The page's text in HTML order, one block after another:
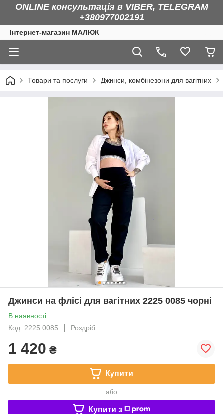
ONLINE консультація в VIBER, TELEGRAM
+380977002191
Інтернет-магазин МАЛЮК
Товари та послуги Джинси, комбінезони для вагітних
Джинси на флісі для вагітних 2225 0085 чорні
В наявності
Код: 2225 0085
Роздріб
1 420 ₴
Купити
або
Купити з